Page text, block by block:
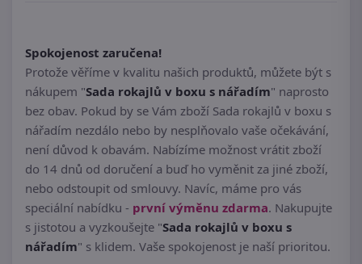
Spokojenost zaručena!
Protože věříme v kvalitu našich produktů, můžete být s
nákupem "Sada rokajlů v boxu s nářadím" naprosto
bez obav. Pokud by se Vám zboží Sada rokajlů v boxu s
nářadím nezdálo nebo by nesplňovalo vaše očekávání,
není důvod k obavám. Nabízíme možnost vrátit zboží
do 14 dnů od doručení a buď ho vyměnit za jiné zboží,
nebo odstoupit od smlouvy. Navíc, máme pro vás
speciální nabídku - první výměnu zdarma. Nakupujte
s jistotou a vyzkoušejte "Sada rokajlů v boxu s
nářadím" s klidem. Vaše spokojenost je naší prioritou.